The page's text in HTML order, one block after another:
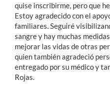
quise inscribirme, pero que
Estoy agradecido con el
familiares. Seguiré
sangre y hay muchas
mejorar las vidas de otras
quien también agradeció
entregado por su médico y
Rojas.